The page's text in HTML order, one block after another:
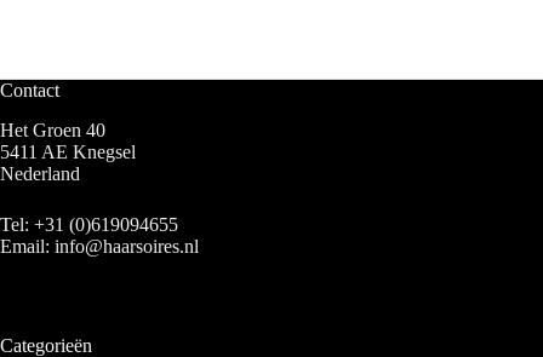
Contact
Het Groen 40
5411 AE Knegsel
Nederland
Tel: +31 (0)619094655
Email: info@haarsoires.nl
Categorieën